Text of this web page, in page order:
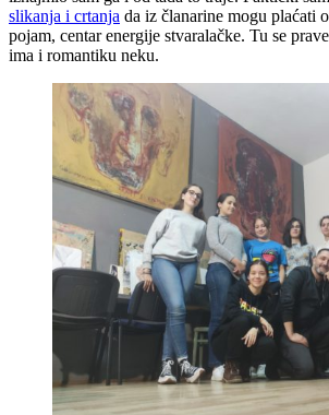
slikanja i crtanja da iz članarine mogu plaćati
pojam, centar energije stvaralačke. Tu se
ima i romantiku neku.